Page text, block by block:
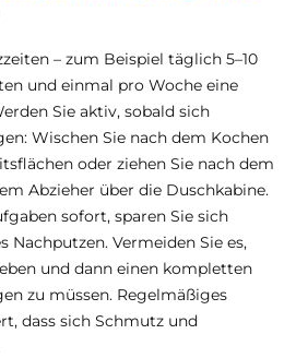
– zum Beispiel täglich 5–10
und einmal pro Woche eine
Sie aktiv, sobald sich
Wischen Sie nach dem Kochen
oder ziehen Sie nach dem
Abzieher über die Duschkabine.
sofort, sparen Sie sich
Nachputzen. Vermeiden Sie es,
und dann einen kompletten
zu müssen. Regelmäßiges
dass sich Schmutz und